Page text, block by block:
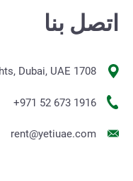
اتصل بنا
1708 Al Ameri Tower, Barsha Heights, Dubai, UAE
+971 52 673 1916
rent@yetiuae.com